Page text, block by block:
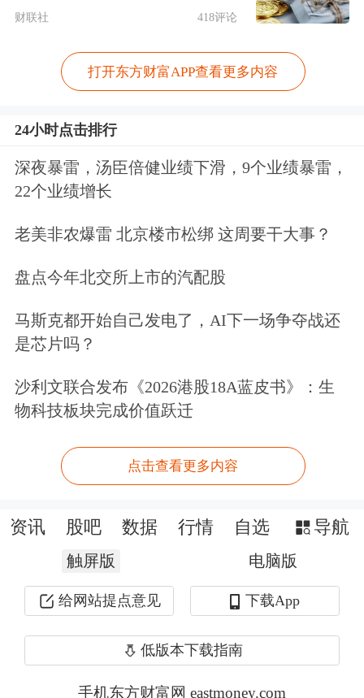
市场其实是矛盾的：投资者一面怀疑着
AI的泡沫，一面又开炒AI缺电。微软 首
示，尽管市场对AI芯片的需求持续高
涨，但微软当前面临的并非算力过剩，
而是数据中心的供电和物理空间已接近
极限，导致大量AI芯片只能滞留在库存
中，无法通电运行。纳德拉认为，当前
真正的瓶颈并非芯片供应，而在于“电
力供给”。
报告指出，电力供应已成为AI发展
的重大阻碍，并且这场“电力饥渴”正席
卷全球。其研报显示，到2027年，AI服
务器的耗电量将是五年前云服务器的50
求预计将暴涨160%，“电力慌”警报已
然开始预警。
财联社 418评论
打开东方财富APP查看更多内容
24小时点击排行
深夜暴雷，汤臣倍健业绩下滑，9个业绩暴雷，
22个业绩增长
老美非农爆雷 北京楼市松绑 这周要干大事？
盘点今年北交所上市的汽配股
马斯克都开始自己发电了，AI下一场争夺战还
是芯片吗？
沙利文联合发布《2026港股18A蓝皮书》：生
物科技板块完成价值跃迁
点击查看更多内容
资讯 股吧 数据 行情 自选 导航
触屏版 电脑版
给网站提点意见 下载App
低版本下载指南
手机东方财富网 eastmoney.com